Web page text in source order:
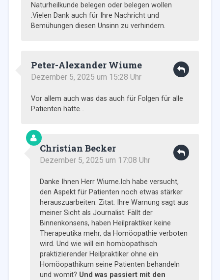
Naturheilkunde belegen oder belegen wollen
.Vielen Dank auch für Ihre Nachricht und
Bemühungen diesen Unsinn zu verhindern.
Peter-Alexander Wiume
Dezember 5, 2025 um 15:28 Uhr
Vor allem auch was das auch für Folgen für alle
Patienten hätte…
Christian Becker
Dezember 5, 2025 um 17:08 Uhr
Danke Ihnen Herr Wiume.Ich habe versucht,
den Aspekt für Patienten noch etwas stärker
herauszuarbeiten. Zitat: Ihre Warnung sagt aus
meiner Sicht als Journalist: Fällt der
Binnenkonsens, haben Heilpraktiker keine
Therapeutika mehr, da Homöopathie verboten
wird. Und wie will ein homöopathisch
praktizierender Heilpraktiker ohne ein
Homöopathikum seine Patienten behandeln
und womit? Und was passiert mit den